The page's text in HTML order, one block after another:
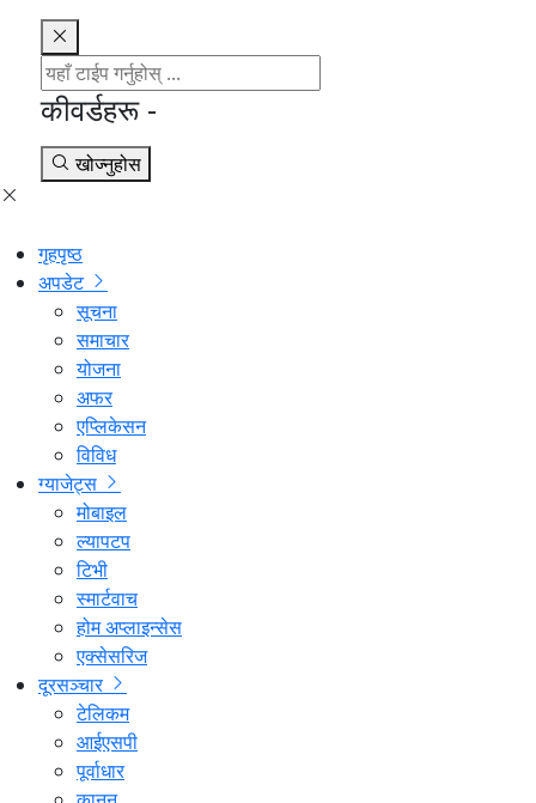
कीवर्डहरू -
खोज्नुहोस
गृहपृष्ठ
अपडेट
सूचना
समाचार
योजना
अफर
एप्लिकेसन
विविध
ग्याजेट्स
मोबाइल
ल्यापटप
टिभी
स्मार्टवाच
होम अप्लाइन्सेस
एक्सेसरिज
दूरसञ्चार
टेलिकम
आईएसपी
पूर्वाधार